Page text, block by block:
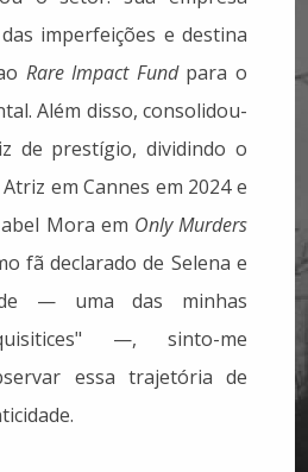
imperfeições e destina
Rare Impact Fundpara o
Além disso, consolidou-
de prestígio, dividindo o
em Cannes em 2024 e
Mora em Only Murders
fã declarado de Selena e
— uma das minhas
—, sinto-me
essa trajetória de